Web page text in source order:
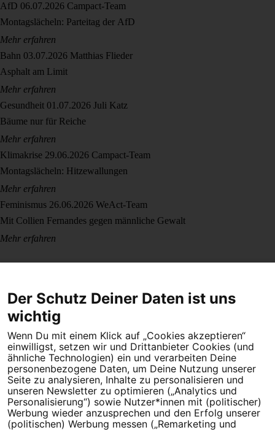
AfD 06.07.2026 Campact-Team
Montagslächeln: Parteitag der AfD
Mehr erfahren
Bahn 03.07.2026 Matthias Flieder
Asphalt am Limit
Mehr erfahren
Gesundheit 01.07.2026 Juli Katz
Bäume nur für Reiche
Mehr erfahren
Klimakrise 29.06.2026 Campact-Team
Montagslächeln: Hitzewallungen
Mehr erfahren
Feminismus 26.06.2026 WeAct-Team
Mit Collien Fernandes gegen männliche Gewalt
Mehr erfahren
Dein Engagement macht den Unterschied. Schließe Dich 4,5
Millionen Menschen an.
Newsletter bestellen
Der Schutz Deiner Daten ist uns
wichtig
Wenn Du mit einem Klick auf „Cookies akzeptieren“
einwilligst, setzen wir und Drittanbieter Cookies (und
ähnliche Technologien) ein und verarbeiten Deine
personenbezogene Daten, um Deine Nutzung unserer
Seite zu analysieren, Inhalte zu personalisieren und
unseren Newsletter zu optimieren („Analytics und
Personalisierung“) sowie Nutzer*innen mit (politischer)
Werbung wieder anzusprechen und den Erfolg unserer
(politischen) Werbung messen („Remarketing und